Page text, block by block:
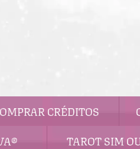
CRÉDITOS
TAROT SIM